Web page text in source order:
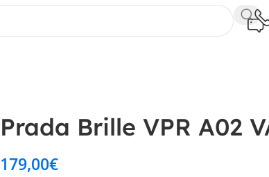
Prada Brille VPR A02
179,00€